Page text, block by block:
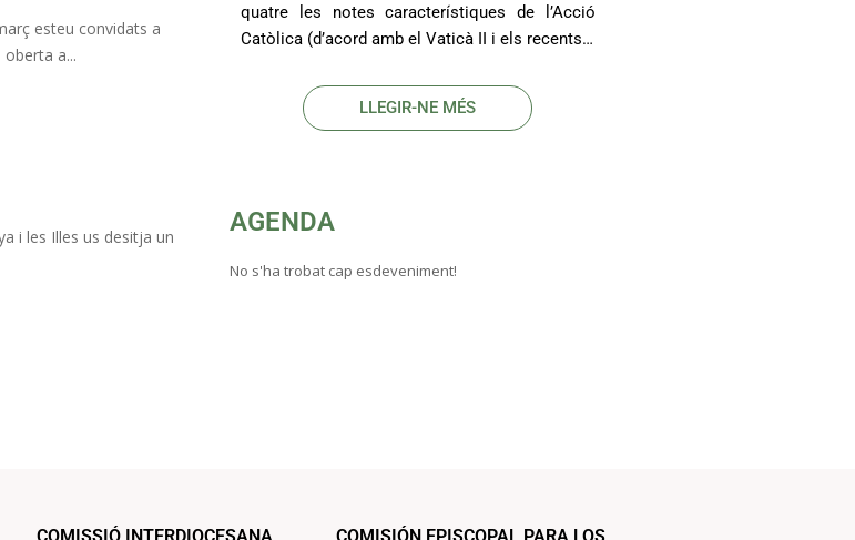
esteu convidats a
a...
i les Illes us desitja un
quatre les notes característiques de l’Acció
Catòlica (d’acord amb el Vaticà II i els recents…
LLEGIR-NE MÉS
AGENDA
No s'ha trobat cap esdeveniment!